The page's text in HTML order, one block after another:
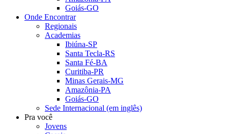
Goiás-GO
Onde Encontrar
Regionais
Academias
Ibiúna-SP
Santa Tecla-RS
Santa Fé-BA
Curitiba-PR
Minas Gerais-MG
Amazônia-PA
Goiás-GO
Sede Internacional (em inglês)
Pra você
Jovens